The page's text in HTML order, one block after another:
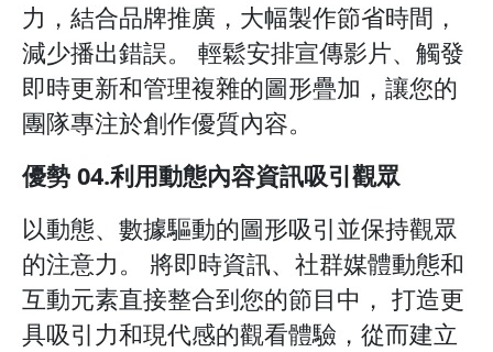
力，結合品牌推廣，大幅製作節省時間，
減少播出錯誤。 輕鬆安排宣傳影片、觸發
即時更新和管理複雜的圖形疊加，讓您的
團隊專注於創作優質內容。
優勢 04.利用動態內容資訊吸引觀眾
以動態、數據驅動的圖形吸引並保持觀眾
的注意力。 將即時資訊、社群媒體動態和
互動元素直接整合到您的節目中， 打造更
具吸引力和現代感的觀看體驗，從而建立